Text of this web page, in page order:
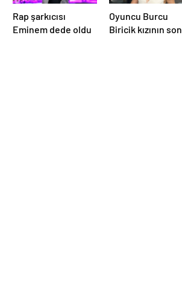
Rap şarkıcısı
Eminem dede oldu
Oyuncu Burcu
Biricik kızının son